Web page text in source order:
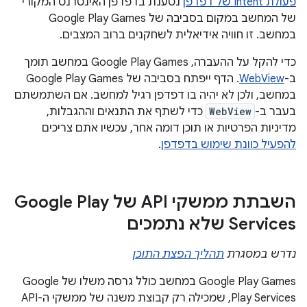
של המחשב במקום בסביבה של Google Play Games
במחשב. זו חוויה אידיאלית לשחקנים ברוב המצבים.
כדי להקל על ההעברה, Google Play Games במחשב תומך
ב-WebView
. הדף ייפתח בסביבה של Google Play Games
במחשב, ולכן לא יהיה בו דפדפן רגיל למחשב. אם השתמשתם
בעבר ב- WebView כדי לשתף את התנאים וההגבלות,
מדיניות הפרטיות או תוכן דומה אחר, עכשיו אתם צריכים
להפעיל כוונת שימוש בדפדפן.
השבתת ממשקי API של Google Play
Services שלא נתמכים
נדרש במסגרת תהליך הפצת התוכן
‫Google Play Games במחשב כולל גרסה משלו של Google
Play Services, שמכילה רק קבוצת משנה של ממשקי ה-API